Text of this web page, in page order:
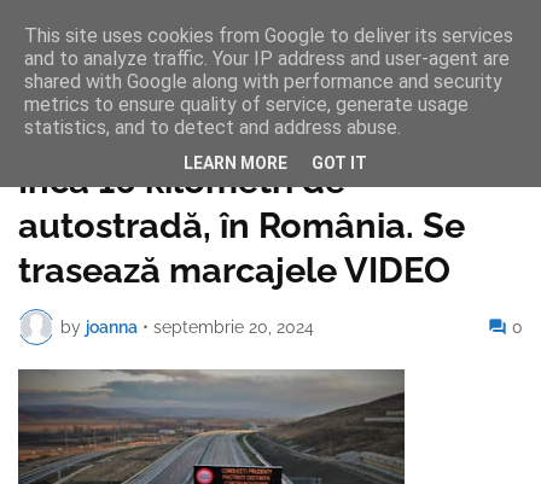
Pagina de pornire
Încă 16 kilometri de
autostradă, în România. Se
trasează marcajele VIDEO
by joanna • septembrie 20, 2024 0
This site uses cookies from Google to deliver its services
and to analyze traffic. Your IP address and user-agent are
shared with Google along with performance and security
metrics to ensure quality of service, generate usage
statistics, and to detect and address abuse.
LEARN MORE GOT IT